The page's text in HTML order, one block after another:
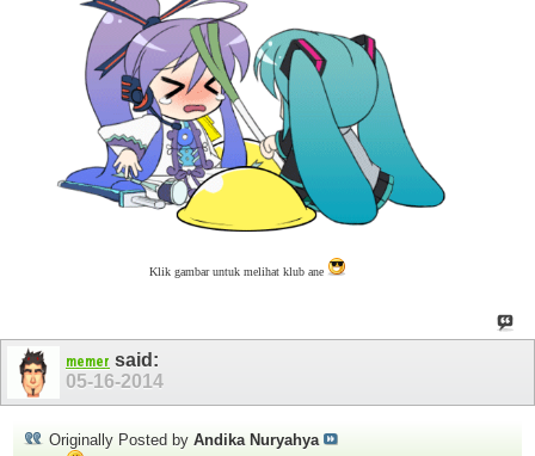
Klik gambar untuk melihat klub ane
memer said:
05-16-2014
Originally Posted by Andika Nuryahya